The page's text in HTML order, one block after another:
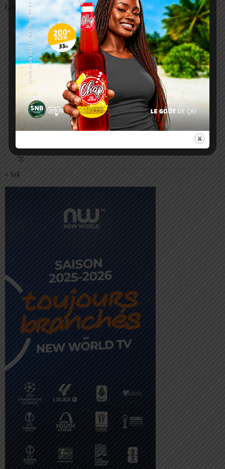
Lomé
août 2026
L M M J V S
1 2
5
12 13 14 16
17 18 19 21 22 23
30
31
« Juil